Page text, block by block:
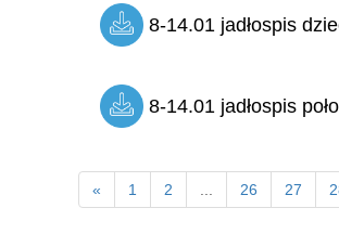
8-14.01 jadłospis
8-14.01 jadłospis
« 1 2 ... 26 27